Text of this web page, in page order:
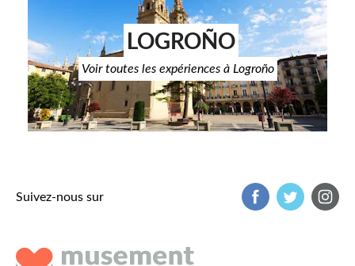
LOGROÑO
Voir toutes les expériences à Logroño
Suivez-nous sur